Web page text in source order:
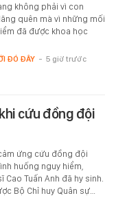
không phải vì con
quên mà vì những mối
đã được khoa học
ĐÓ ĐÂY - 5 giờ trước
cứu đồng đội
ứng cứu đồng đội
huống nguy hiểm,
Cao Tuấn Anh đã hy sinh.
Bộ Chỉ huy Quân sự…